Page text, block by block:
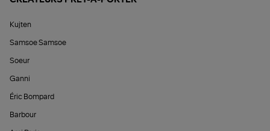
Kujten
Samsoe Samsoe
Soeur
Ganni
Éric Bompard
Barbour